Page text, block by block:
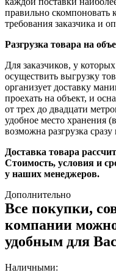
правильно скомпоновать
требования заказчика и
Разгрузка товара на
Для заказчиков, у
осуществить выгрузку
организует доставку
проехать на объект, и
от трех до двадцати
удобное место хранения
возможна разгрузка
Доставка товара
Стоимость, условия и
у наших менеджеров.
Дополнительно
Все покупки,
компании
удобным для
Наличными: